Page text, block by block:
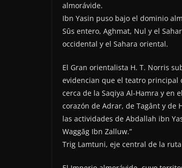
almorávide.
Ibn Yasin puso bajo el dominio
Sûs entero, Aghmat, Nul y el
occidental y el Sahara oriental.
El Gran orientalista H. T. Norris
evidencian que el teatro principal
cerca de la Saqiya Al-Hamra y en
corazón de Adrar, de Tagânt y
las actividades de Abdallah ibn
Waggāg Ibn Zalluw.”
Trig Lamtuni, eje central de la